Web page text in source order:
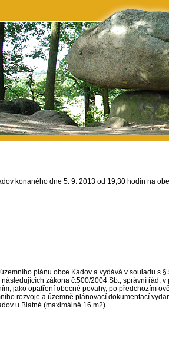
konaného dne 5. 9. 2013 od 19,30 hodin na
plánu obce Kadov a vydává v souladu s
zákona č.500/2004 Sb., správní řád,
jako opatření obecné povahy, po předchozím
rozvoje a územně plánovací dokumentací
u Blatné (maximálně 16 m2)